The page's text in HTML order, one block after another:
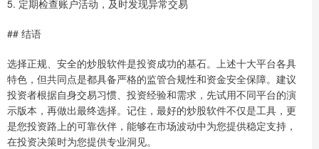
5. 定期检查账户活动，及时发现异常交易
## 结语
选择正规、安全的炒股软件是投资成功的基石。上述十大平台各具
特色，但共同点是都具备严格的监管合规性和资金安全保障。建议
投资者根据自身交易习惯、投资经验和需求，先试用不同平台的演
示版本，再做出最终选择。记住，最好的炒股软件不仅是工具，更
是您投资路上的可靠伙伴，能够在市场波动中为您提供稳定支持，
在投资决策时为您提供专业洞见。